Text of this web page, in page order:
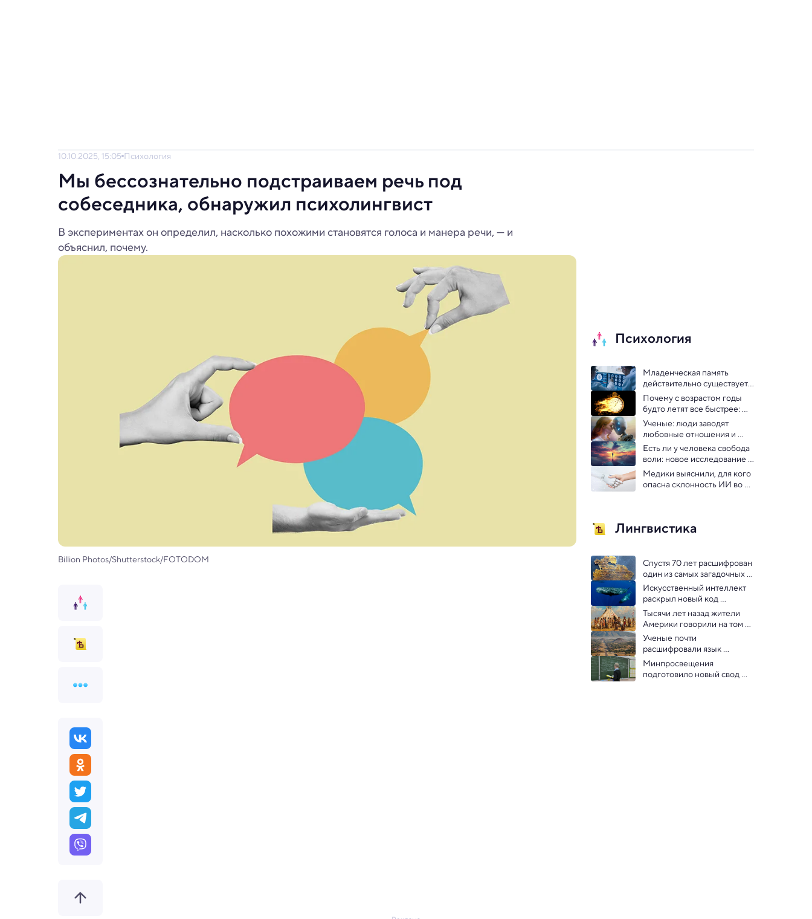
10.10.2025, 15:05 Психология
Мы бессознательно подстраиваем речь под
собеседника, обнаружил психолингвист
В экспериментах он определил, насколько похожими становятся голоса и манера речи, — и
объяснил, почему.
Billion Photos/Shutterstock/FOTODOM
Психология
Младенческая память
действительно существует,
но надежно запечатана:
открытие
Почему с возрастом годы
будто летят все быстрее:
ответ нашли в мозге
Ученые: люди заводят
любовные отношения и
даже «детей» с чат-ботами
Есть ли у человека свобода
воли: новое исследование
пересмотрело устоявшиеся
догмы
Медики выяснили, для кого
опасна склонность ИИ во
Лингвистика
Спустя 70 лет расшифрован
один из самых загадочных
свитков Мертвого моря
Искусственный интеллект
раскрыл новый код
общения кашалотов
Тысячи лет назад жители
Америки говорили на том
же языке, что народы
Сибири
Ученые почти
расшифровали язык
загадочных предков
ацтеков
Минпросвещения
подготовило новый свод